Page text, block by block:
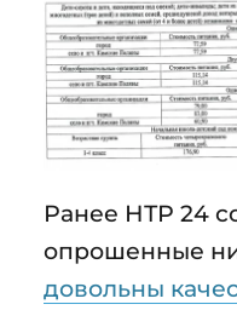
Ранее НТР 24
опрошенные
довольны